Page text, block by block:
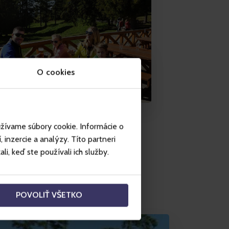
O cookies
súbory cookie. Informácie o
inzercie a analýzy. Títo partneri
keď ste používali ich služby.
POVOLIŤ VŠETKO